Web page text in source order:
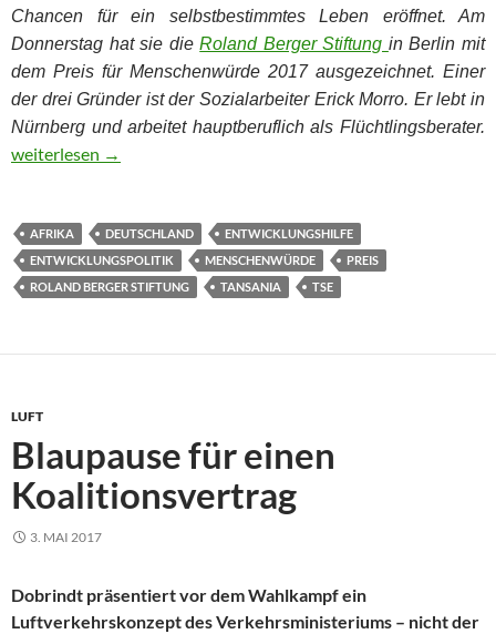
Chancen für ein selbstbestimmtes Leben eröffnet. Am
Donnerstag hat sie dieRoland Berger Stiftung in Berlin mit
dem Preis für Menschenwürde 2017 ausgezeichnet. Einer
der drei Gründer ist der Sozialarbeiter Erick Morro. Er lebt in
Nürnberg und arbeitet hauptberuflich als Flüchtlingsberater.
Mit einem Fußball in Dar es Salaam fing alles an
weiterlesen →
AFRIKA DEUTSCHLAND
ENTWICKLUNGSHILFE
ENTWICKLUNGSPOLITIK
MENSCHENWÜRDE
PREIS
ROLAND BERGER STIFTUNG
TANSANIA TSE
LUFT
Blaupause für einen
Koalitionsvertrag
3. MAI 2017
Dobrindt präsentiert vor dem Wahlkampf ein
Luftverkehrskonzept des Verkehrsministeriums – nicht der